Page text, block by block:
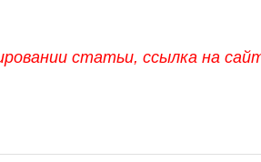
статьи, ссылка на